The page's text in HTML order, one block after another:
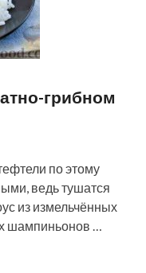
грибном
по этому
ведь тушатся
из измельчённых
шампиньонов …